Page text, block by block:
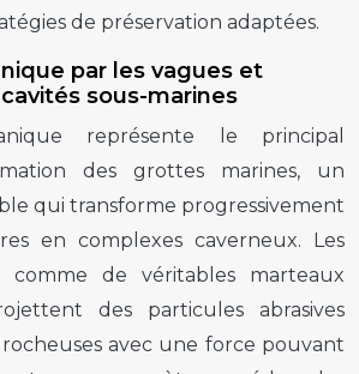
de préservation adaptées.
par les vagues et
sous-marines
représente le principal
des grottes marines, un
qui transforme progressivement
en complexes caverneux. Les
comme de véritables marteaux
des particules abrasives
avec une force pouvant